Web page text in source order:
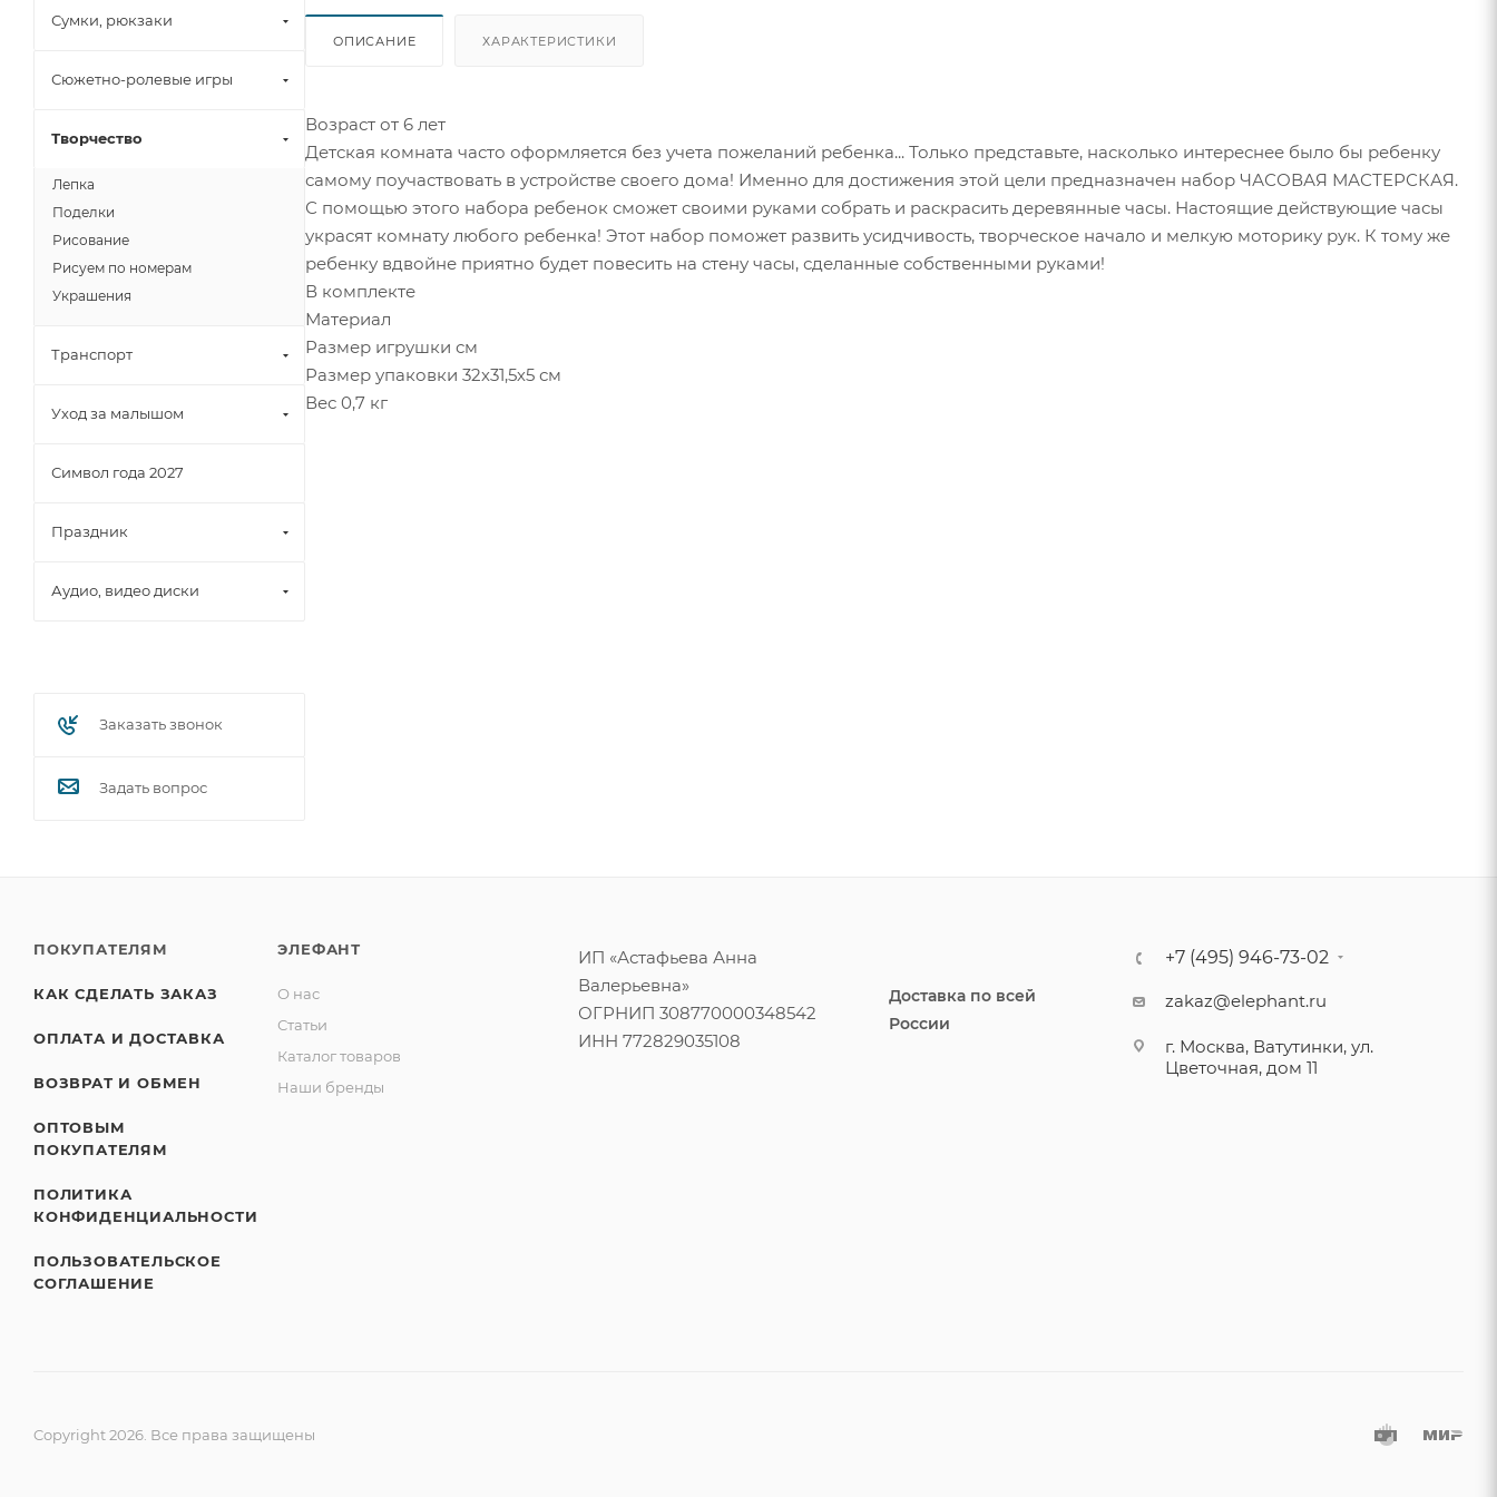
ОПИСАНИЕ ХАРАКТЕРИСТИКИ
Возраст от 6 лет
Детская комната часто оформляется без учета пожеланий ребенка... Только представьте, насколько интереснее было бы ребенку
самому поучаствовать в устройстве своего дома! Именно для достижения этой цели предназначен набор ЧАСОВАЯ МАСТЕРСКАЯ.
С помощью этого набора ребенок сможет своими руками собрать и раскрасить деревянные часы. Настоящие действующие часы
украсят комнату любого ребенка! Этот набор поможет развить усидчивость, творческое начало и мелкую моторику рук. К тому же
ребенку вдвойне приятно будет повесить на стену часы, сделанные собственными руками!
В комплекте
Материал
Размер игрушки см
Размер упаковки 32х31,5х5 см
Вес 0,7 кг
Сумки, рюкзаки
Сюжетно-ролевые игры
Творчество
Лепка
Поделки
Рисование
Рисуем по номерам
Украшения
Транспорт
Уход за малышом
Символ года 2027
Праздник
Аудио, видео диски
Заказать звонок
Задать вопрос
ПОКУПАТЕЛЯМ
КАК СДЕЛАТЬ ЗАКАЗ
ОПЛАТА И ДОСТАВКА
ВОЗВРАТ И ОБМЕН
ОПТОВЫМ
ПОКУПАТЕЛЯМ
ПОЛИТИКА
КОНФИДЕНЦИАЛЬНОСТИ
ПОЛЬЗОВАТЕЛЬСКОЕ
СОГЛАШЕНИЕ
ЭЛЕФАНТ
О нас
Статьи
Каталог товаров
Наши бренды
ИП «Астафьева Анна
Валерьевна»
ОГРНИП 308770000348542
ИНН 772829035108
Доставка по всей
России
+7 (495) 946-73-02
zakaz@elephant.ru
г. Москва, Ватутинки, ул.
Цветочная, дом 11
Copyright 2026. Все права защищены